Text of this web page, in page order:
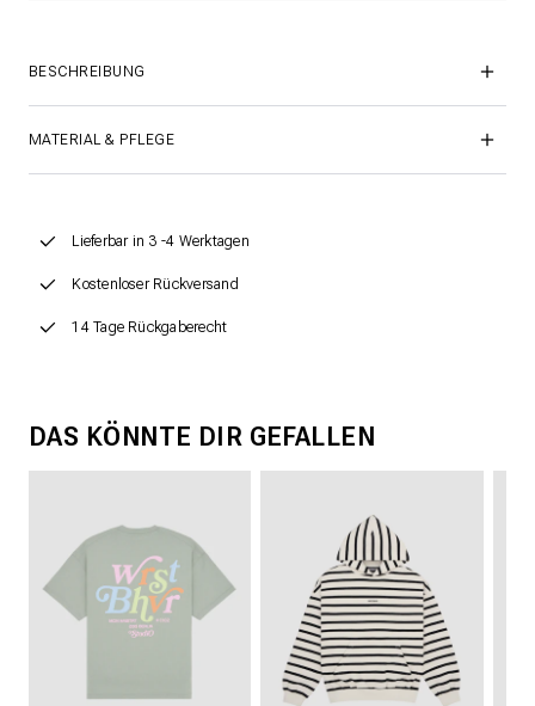
BESCHREIBUNG
MATERIAL & PFLEGE
Lieferbar in 3 -4 Werktagen
Kostenloser Rückversand
14 Tage Rückgaberecht
DAS KÖNNTE DIR GEFALLEN